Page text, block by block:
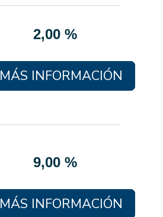
2,00 %
MÁS INFORMACIÓN
9,00 %
MÁS INFORMACIÓN